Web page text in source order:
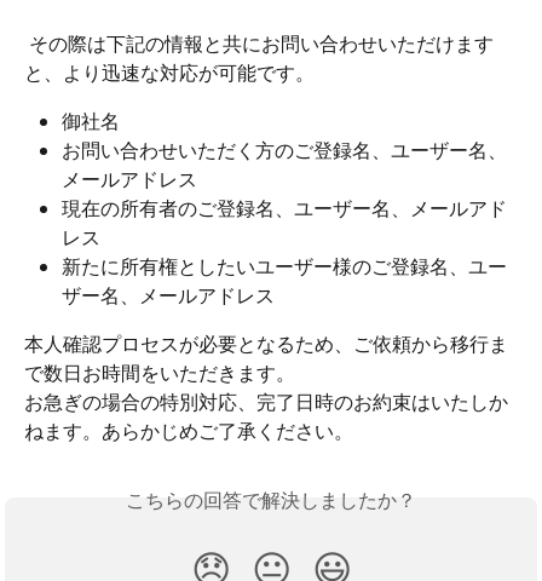
と、より迅速な対応が可能です。
御社名
お問い合わせいただく方のご登録名、ユーザー名、
メールアドレス
現在の所有者のご登録名、ユーザー名、メールアド
レス
新たに所有権としたいユーザー様のご登録名、ユー
ザー名、メールアドレス
本人確認プロセスが必要となるため、ご依頼から移行ま
で数日お時間をいただきます。
お急ぎの場合の特別対応、完了日時のお約束はいたしか
ねます。あらかじめご了承ください。
こちらの回答で解決しましたか？
😞 😐 😃